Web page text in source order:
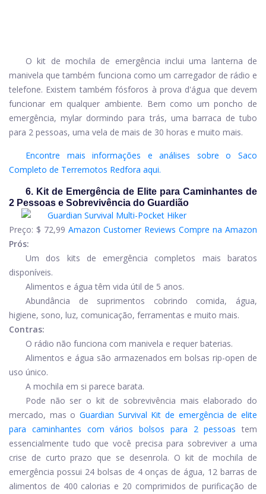
O kit de mochila de emergência inclui uma lanterna de
manivela que também funciona como um carregador de rádio e
telefone. Existem também fósforos à prova d'água que devem
funcionar em qualquer ambiente. Bem como um poncho de
emergência, mylar dormindo para trás, uma barraca de tubo
para 2 pessoas, uma vela de mais de 30 horas e muito mais.
Encontre mais informações e análises sobre o Saco
Completo de Terremotos Redfora aqui.
6. Kit de Emergência de Elite para Caminhantes de
2 Pessoas e Sobrevivência do Guardião
Preço: $ 72,99 Amazon Customer Reviews Compre na Amazon
Prós:
Um dos kits de emergência completos mais baratos
disponíveis.
Alimentos e água têm vida útil de 5 anos.
Abundância de suprimentos cobrindo comida, água,
higiene, sono, luz, comunicação, ferramentas e muito mais.
Contras:
O rádio não funciona com manivela e requer baterias.
Alimentos e água são armazenados em bolsas rip-open de
uso único.
A mochila em si parece barata.
Pode não ser o kit de sobrevivência mais elaborado do
mercado, mas o Guardian Survival Kit de emergência de elite
para caminhantes com vários bolsos para 2 pessoas tem
essencialmente tudo que você precisa para sobreviver a uma
crise de curto prazo que se desenrola. O kit de mochila de
emergência possui 24 bolsas de 4 onças de água, 12 barras de
alimentos de 400 calorias e 20 comprimidos de purificação de